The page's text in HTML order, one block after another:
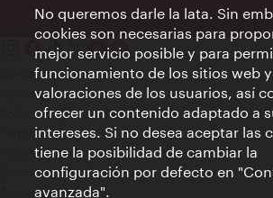
Contacto
Aviso legal
Política de privacidad de datos
Terms of Use
Accesibilidad
Contacto para la prensa
Ajustes de cookie
No queremos darle la lata. Sin
cookies son necesarias para
mejor servicio posible y para
funcionamiento de los sitios web y
valoraciones de los usuarios, así
ofrecer un contenido adaptado a
intereses. Si no desea aceptar las
tiene la posibilidad de cambiar la
configuración por defecto en
avanzada".